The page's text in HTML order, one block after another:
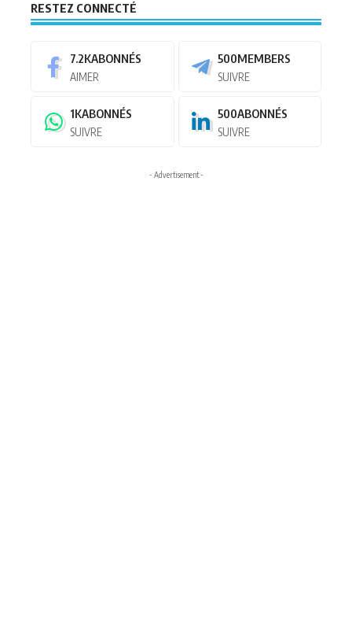
RESTEZ CONNECTÉ
7.2KABONNÉS
AIMER
500MEMBERS
SUIVRE
1KABONNÉS
SUIVRE
500ABONNÉS
SUIVRE
- Advertisement -